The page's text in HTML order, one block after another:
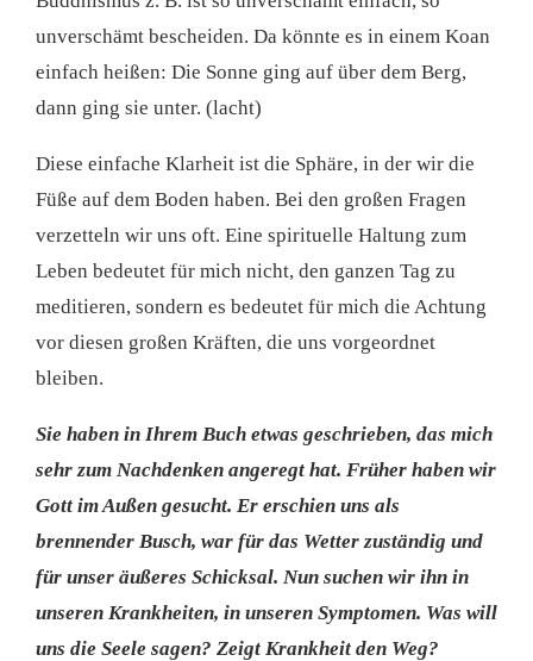
unverschämt bescheiden. Da könnte es in einem Koan
einfach heißen: Die Sonne ging auf über dem Berg,
dann ging sie unter. (lacht)
Diese einfache Klarheit ist die Sphäre, in der wir die
Füße auf dem Boden haben. Bei den großen Fragen
verzetteln wir uns oft. Eine spirituelle Haltung zum
Leben bedeutet für mich nicht, den ganzen Tag zu
meditieren, sondern es bedeutet für mich die Achtung
vor diesen großen Kräften, die uns vorgeordnet
bleiben.
Sie haben in Ihrem Buch etwas geschrieben, das mich
sehr zum Nachdenken angeregt hat. Früher haben wir
Gott im Außen gesucht. Er erschien uns als
brennender Busch, war für das Wetter zuständig und
für unser äußeres Schicksal. Nun suchen wir ihn in
unseren Krankheiten, in unseren Symptomen. Was will
uns die Seele sagen? Zeigt Krankheit den Weg?